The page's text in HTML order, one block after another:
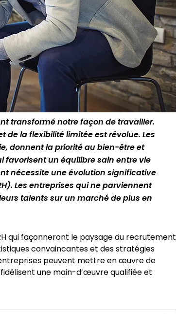
transformé notre façon de travailler.
de la flexibilité limitée est révolue. Les
donnent la priorité au bien-être et
un équilibre sain entre vie
nécessite une évolution significative
Les entreprises qui ne parviennent
talents sur un marché de plus en
qui façonneront le paysage du recrutement
convaincantes et des stratégies
peuvent mettre en œuvre de
une main-d’œuvre qualifiée et